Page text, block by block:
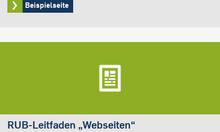
Beispielseite
RUB-Leitfaden „Webseiten“